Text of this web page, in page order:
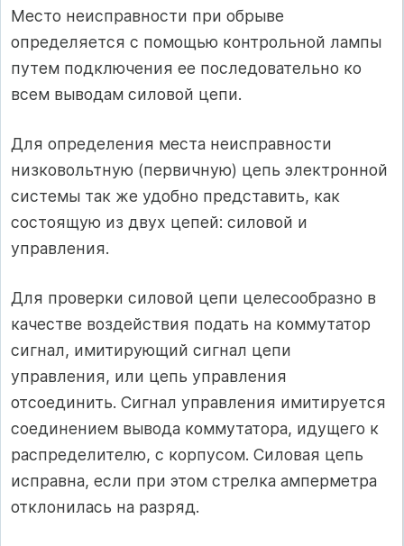
Место неисправности при обрыве
определяется с помощью контрольной лампы
путем подключения ее последовательно ко
всем выводам силовой цепи.
Для определения места неисправности
низковольтную (первичную) цепь электронной
системы так же удобно представить, как
состоящую из двух цепей: силовой и
управления.
Для проверки силовой цепи целесообразно в
качестве воздействия подать на коммутатор
сигнал, имитирующий сигнал цепи
управления, или цепь управления
отсоединить. Сигнал управления имитируется
соединением вывода коммутатора, идущего к
распределителю, с корпусом. Силовая цепь
исправна, если при этом стрелка амперметра
отклонилась на разряд.